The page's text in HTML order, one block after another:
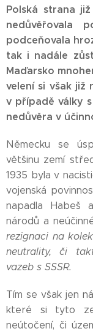
Polská strana
nedůvěřovala
podceňovala
tak i nadále
Maďarsko
velení si však již
v případě války
nedůvěra v
Německu se
většinu zemí
1935 byla v
vojenská
napadla Habeš
národů a
rezignaci na
neutrality, či
vazeb s SSSR.
Tím se však jen
které si tyto
neútočení, či